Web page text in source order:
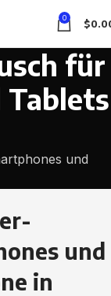
0 $
für
Tablets
und
und
in